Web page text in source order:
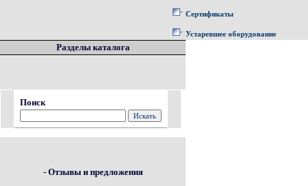
Сертификаты
Устаревшее оборудование
Разделы каталога
Поиск
- Отзывы и предложения